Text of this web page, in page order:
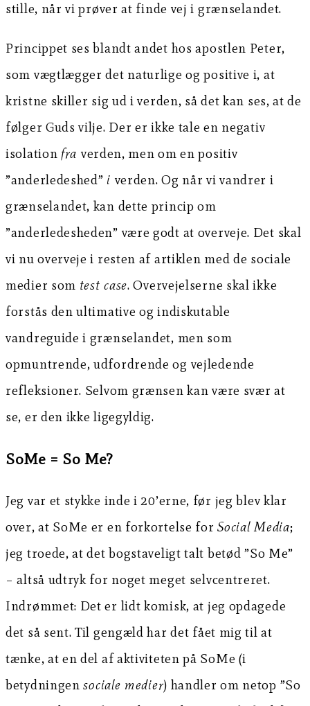
stille, når vi prøver at finde vej i grænselandet.
Princippet ses blandt andet hos apostlen Peter,
som vægtlægger det naturlige og positive i, at
kristne skiller sig ud i verden, så det kan ses, at de
følger Guds vilje. Der er ikke tale en negativ
isolation fra verden, men om en positiv
”anderledeshed” i verden. Og når vi vandrer i
grænselandet, kan dette princip om
”anderledesheden” være godt at overveje. Det skal
vi nu overveje i resten af artiklen med de sociale
medier som test case. Overvejelserne skal ikke
forstås den ultimative og indiskutable
vandreguide i grænselandet, men som
opmuntrende, udfordrende og vejledende
refleksioner. Selvom grænsen kan være svær at
se, er den ikke ligegyldig.
SoMe = So Me?
Jeg var et stykke inde i 20’erne, før jeg blev klar
over, at SoMe er en forkortelse forSocial Media;
jeg troede, at det bogstaveligt talt betød ”So Me”
– altså udtryk for noget meget selvcentreret.
Indrømmet: Det er lidt komisk, at jeg opdagede
det så sent. Til gengæld har det fået mig til at
tænke, at en del af aktiviteten på SoMe (i
betydningensociale medier) handler om netop ”So